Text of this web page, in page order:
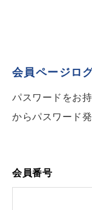
会員ページロ
パスワードをお
からパスワード
会員番号